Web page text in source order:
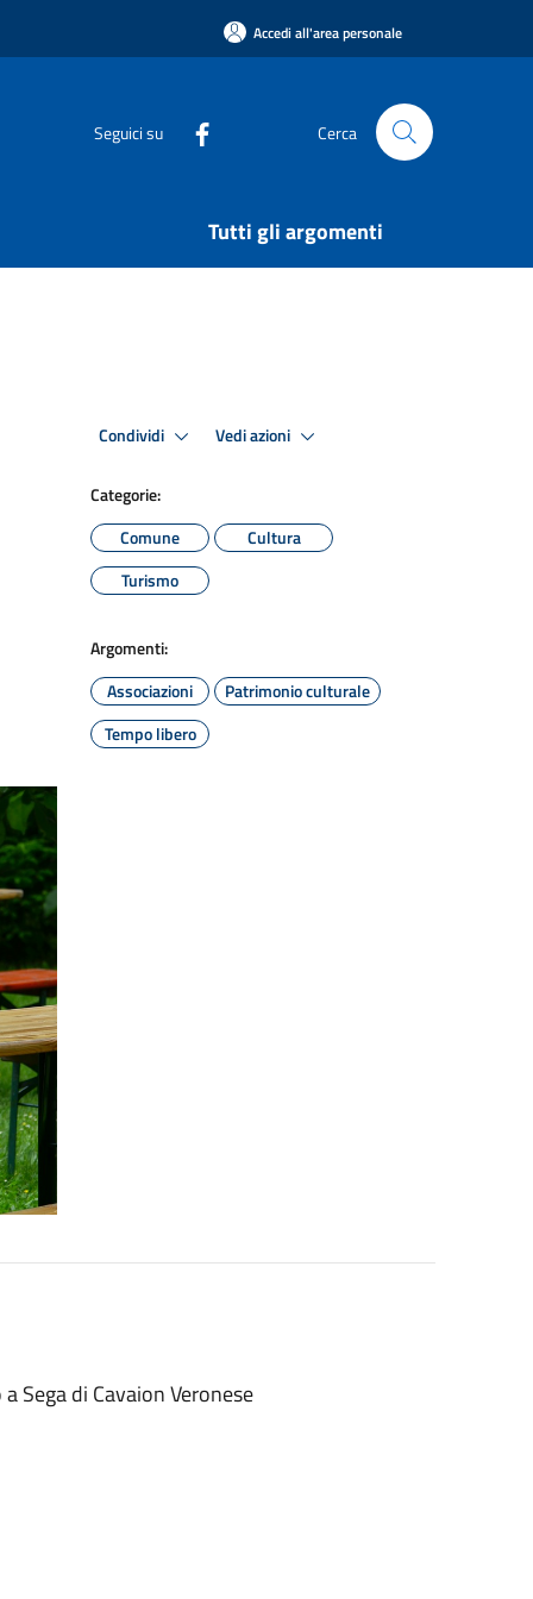
Accedi all'area personale
Seguici su Cerca
Tutti gli argomenti
Condividi Vedi azioni
Categorie:
Comune
Cultura
Turismo
Argomenti:
Associazioni
Patrimonio culturale
Tempo libero
Sega di Cavaion Veronese